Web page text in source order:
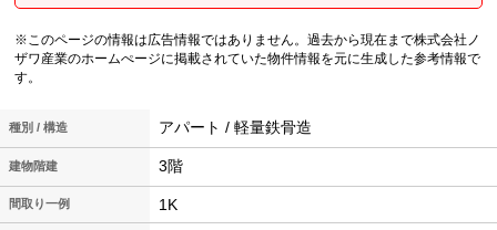
※このページの情報は広告情報ではありません。過去から現在まで株式会社ノ
ザワ産業のホームぺージに掲載されていた物件情報を元に生成した参考情報で
す。
種別 / 構造 アパート / 軽量鉄骨造
建物階建 3階
間取り一例 1K